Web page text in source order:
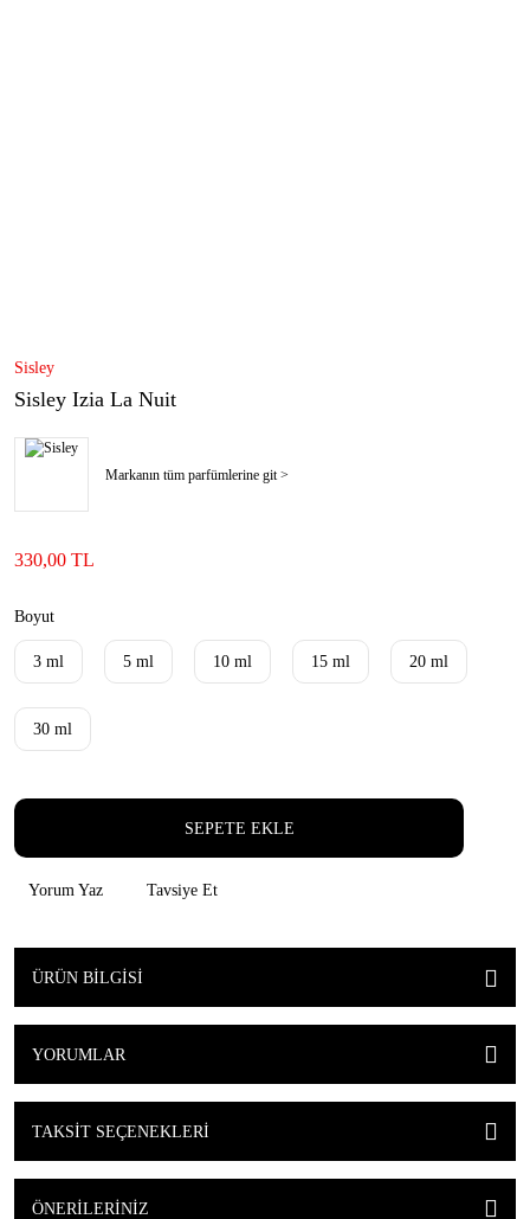
Sisley
Sisley Izia La Nuit
Markanın tüm parfümlerine git >
330,00 TL
Boyut
3 ml 5 ml 10 ml 15 ml 20 ml
30 ml
SEPETE EKLE
Yorum Yaz Tavsiye Et
ÜRÜN BILGISI
YORUMLAR
TAKSIT SEÇENEKLERI
ÖNERILERINIZ